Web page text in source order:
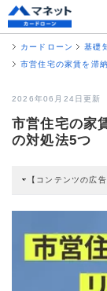
カードローン 基礎
市営住宅の家賃を滞
2026年06月24日更新
市営住宅の家
の対処法5つ
【コンテンツの広
への口コミ収集など
>提携企業一覧